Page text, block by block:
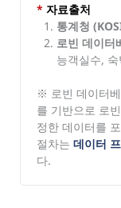
* 자료출처
통계청
로빈 데이터
능객실수,
※ 로빈 데이터
를 기반으로 로
정한 데이터를
절차는 데이터
다.